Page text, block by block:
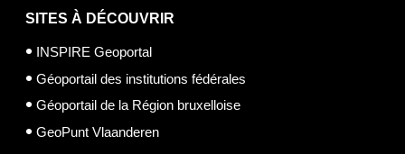
SITES À DÉCOUVRIR
INSPIRE Geoportal
Géoportail des institutions fédérales
Géoportail de la Région bruxelloise
GeoPunt Vlaanderen